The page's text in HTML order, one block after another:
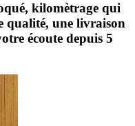
kilomètrage qui
qualité, une livraison
écoute depuis 5